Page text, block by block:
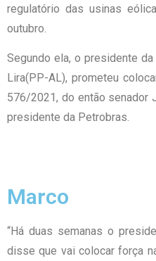
regulatório das usinas
outubro.
Segundo ela, o presidente
Lira(PP-AL), prometeu
576/2021, do então senador
presidente da Petrobras.
Marco
“Há duas semanas o
disse que vai colocar força